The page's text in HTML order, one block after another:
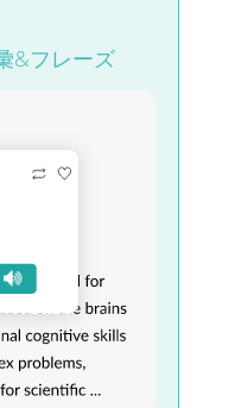
&フレーズ